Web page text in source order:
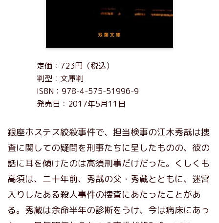
定価：723円（税込）
判型：文庫判
ISBN：978-4-575-51996-9
発売日：2017年5月11日
銀座ホステス絞殺事件で、担当検事の江木秀哉は捜
査に関しての疑問を刑事たちに呈したものの、彼の
話に耳を傾けたのは高須刑事だけだった。くしくも
高須は、二十年前、秀哉の父・秀蔵とともに、迷宮
入りしたある殺人事件の捜査にあたったことがあ
る。秀蔵は余命半年の診断をうけ、今は病床にあっ